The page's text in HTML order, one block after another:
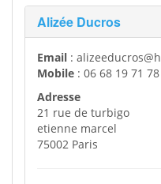
Alizée Ducros
Email :
Mobile : 06 68 19 71 78
Adresse
21 rue de turbigo
etienne marcel
75002 Paris